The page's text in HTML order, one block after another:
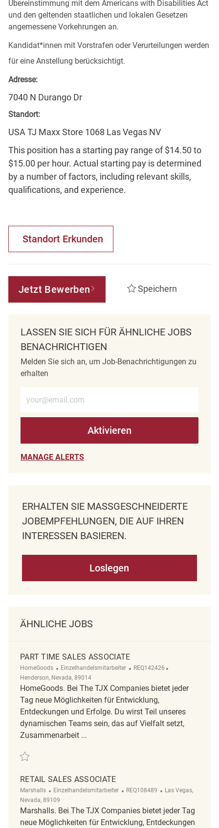
Übereinstimmung mit dem Americans with Disabilities Act
und den geltenden staatlichen und lokalen Gesetzen
angemessene Vorkehrungen an.
Kandidat*innen mit Vorstrafen oder Verurteilungen werden
für eine Anstellung berücksichtigt.
Adresse:
7040 N Durango Dr
Standort:
USA TJ Maxx Store 1068 Las Vegas NV
This position has a starting pay range of $14.50 to
$15.00 per hour. Actual starting pay is determined
by a number of factors, including relevant skills,
qualifications, and experience.
Standort Erkunden
Jetzt Bewerben Speichern
LASSEN SIE SICH FÜR ÄHNLICHE JOBS
BENACHRICHTIGEN
Melden Sie sich an, um Job-Benachrichtigungen zu
erhalten
Aktivieren
MANAGE ALERTS
ERHALTEN SIE MASSGESCHNEIDERTE J
OBEMPFEHLUNGEN, DIE AUF IHREN I
NTERESSEN BASIEREN.
Loslegen
ÄHNLICHE JOBS
PART TIME SALES ASSOCIATE
HomeGoods Kategorie
Einzelhandelsmitarbeiter ReqId
REQ142426
Henderson, Nevada, 89014
HomeGoods. Bei The TJX Companies bietet jeder
Tag neue Möglichkeiten für Entwicklung,
Entdeckungen und Erfolge. Du wirst Teil unseres
dynamischen Teams sein, das auf Vielfalt setzt,
Zusammenarbeit ...
Retten Part Time Sales Associate REQ142426
RETAIL SALES ASSOCIATE
Marshalls Kategorie
Einzelhandelsmitarbeiter ReqId
REQ108489 Ort
Las Vegas,
Nevada, 89109
Marshalls. Bei The TJX Companies bietet jeder Tag
neue Möglichkeiten für Entwicklung, Entdeckungen